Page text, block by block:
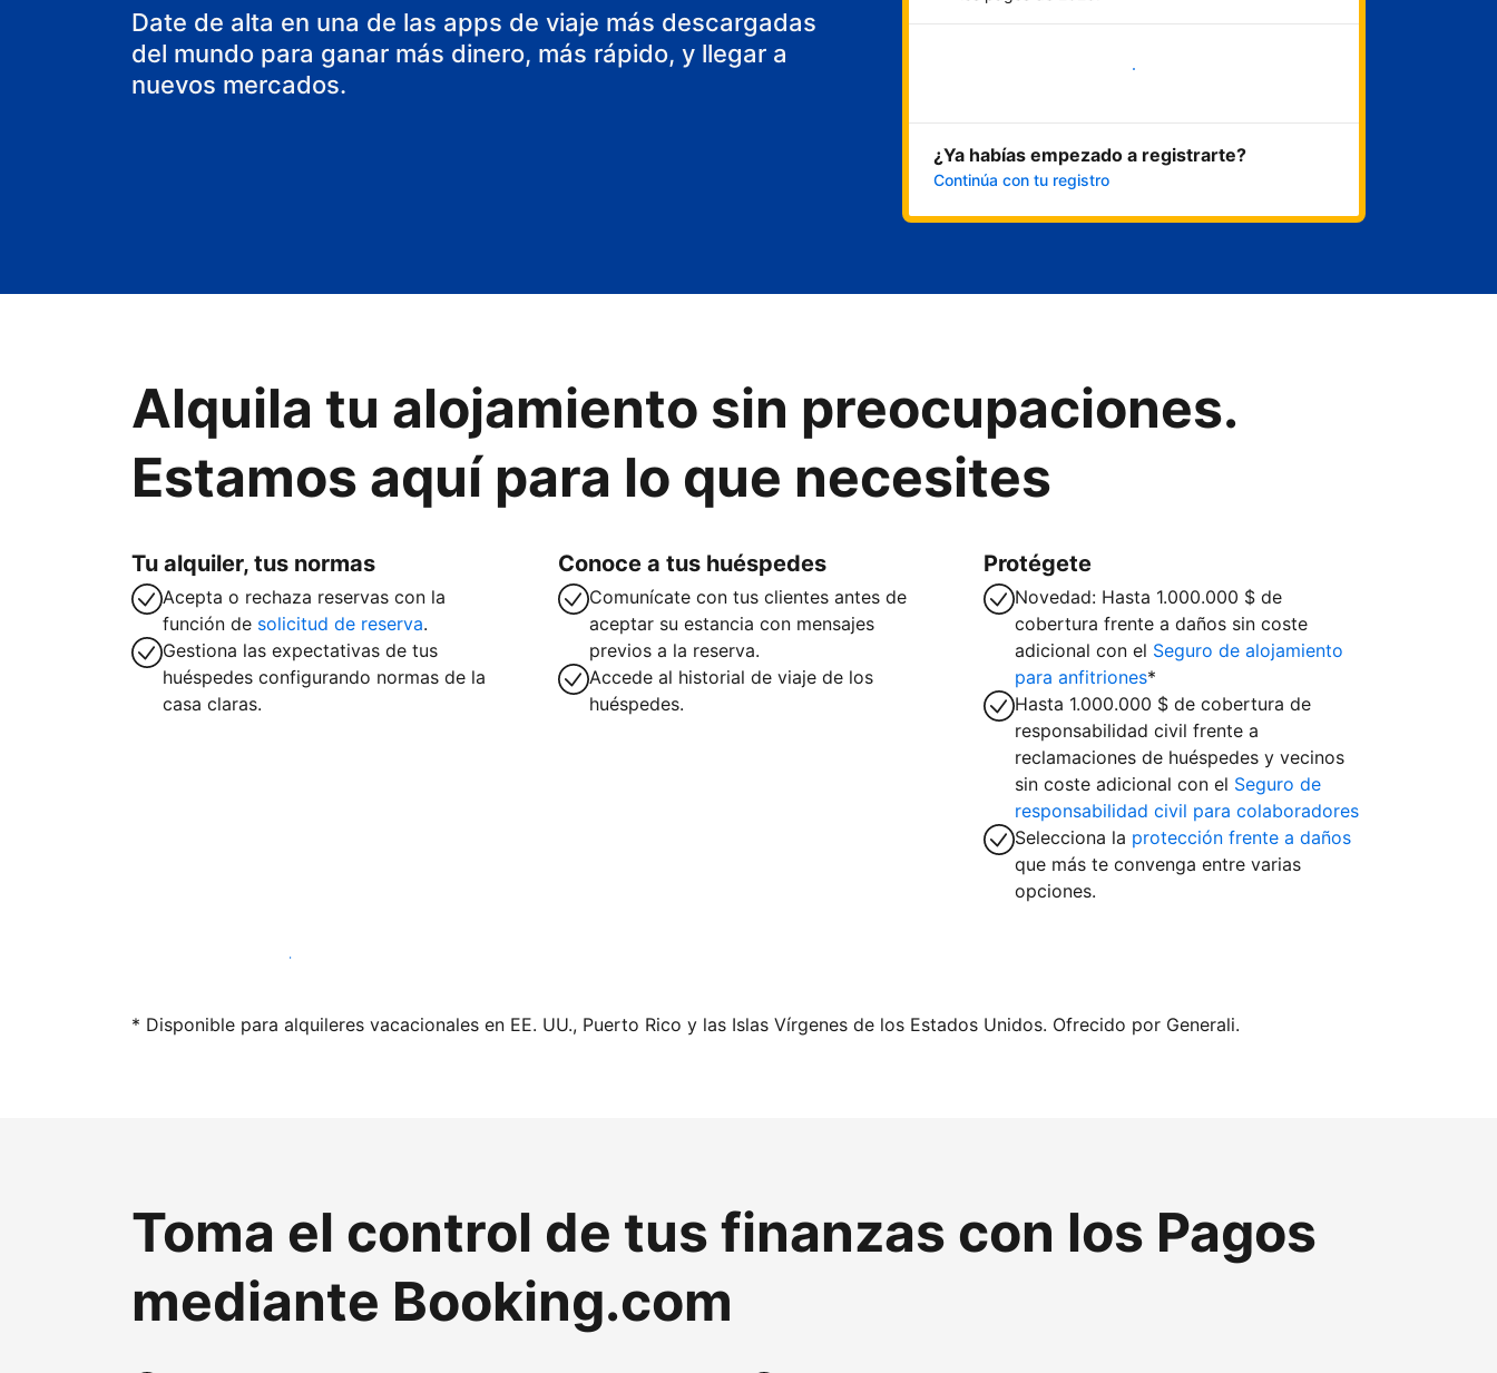
casa rural
Date de alta en una de las apps de viaje más descargadas
del mundo para ganar más dinero, más rápido, y llegar a
nuevos mercados.
Empieza ahora
¿Ya habías empezado a registrarte?
Continúa con tu registro
Alquila tu alojamiento sin preocupaciones.
Estamos aquí para lo que necesites
Tu alquiler, tus normas
Acepta o rechaza reservas con la
función de solicitud de reserva.
Gestiona las expectativas de tus
huéspedes configurando normas de la
casa claras.
Conoce a tus huéspedes
Comunícate con tus clientes antes de
aceptar su estancia con mensajes
previos a la reserva.
Accede al historial de viaje de los
huéspedes.
Protégete
Novedad: Hasta 1.000.000 $ de
cobertura frente a daños sin coste
adicional con el Seguro de alojamiento
para anfitriones*
Hasta 1.000.000 $ de cobertura de
responsabilidad civil frente a
reclamaciones de huéspedes y vecinos
sin coste adicional con el Seguro de
responsabilidad civil para colaboradores
Selecciona la protección frente a daños
que más te convenga entre varias
opciones.
Alquila tu alojamiento hoy mismo
* Disponible para alquileres vacacionales en EE. UU., Puerto Rico y las Islas Vírgenes de los Estados Unidos. Ofrecido por Generali.
Toma el control de tus finanzas con los Pagos
mediante Booking.com